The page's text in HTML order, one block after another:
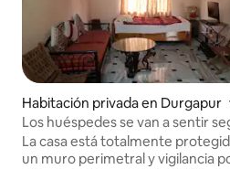
Habitación privada en Durgapur
Los huéspedes se van a sentir
saludables y con privacidad.
La casa está totalmente
un muro perimetral y vigilancia